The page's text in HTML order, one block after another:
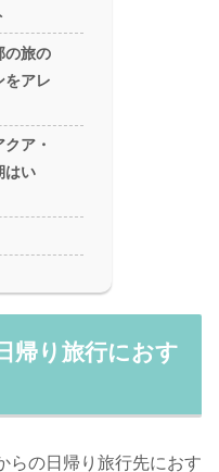
の旅の
をアレ
ア・
はい
帰り旅行におす
らの日帰り旅行先におす